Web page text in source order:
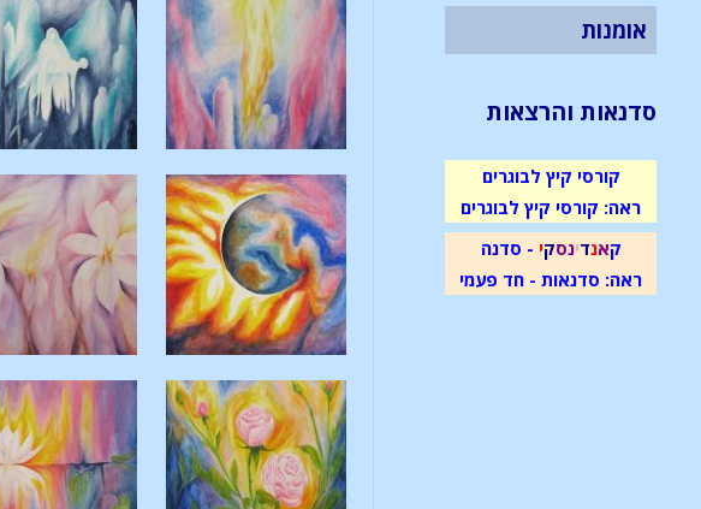
אומנות
סדנאות והרצאות
קורסי קיץ לבוגרים
ראה: קורסי קיץ לבוגרים
קאנדינסקי - סדנה
ראה: סדנאות - חד פעמי